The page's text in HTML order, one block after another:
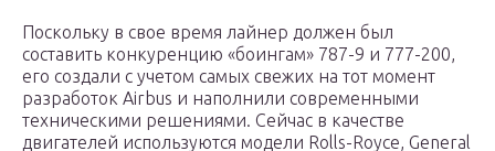
Поскольку в свое время лайнер должен был
составить конкуренцию «боингам» 787-9 и 777-200,
его создали с учетом самых свежих на тот момент
разработок Airbus и наполнили современными
техническими решениями. Сейчас в качестве
двигателей используются модели Rolls-Royce, General